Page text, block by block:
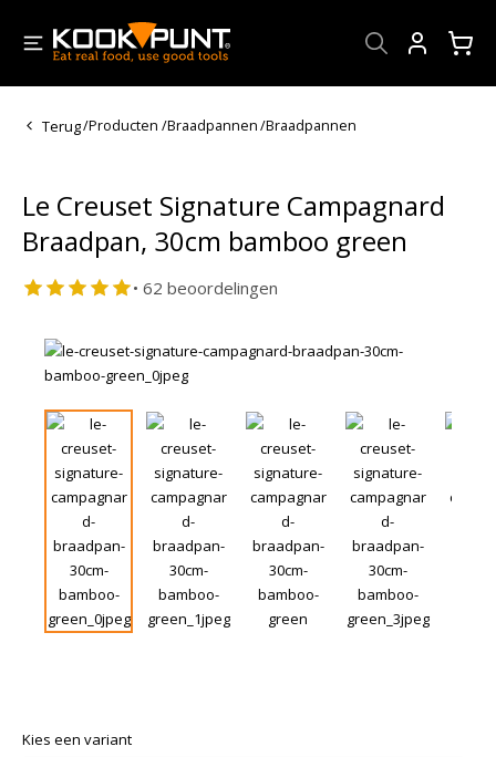
Terug/Producten /Braadpannen/Braadpannen
Le Creuset Signature Campagnard
Braadpan, 30cm bamboo green
• 62 beoordelingen
Kies een variant